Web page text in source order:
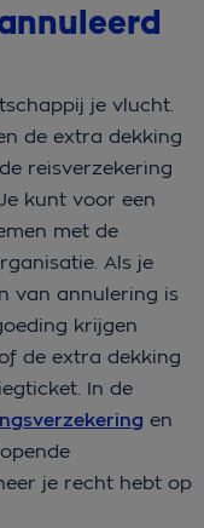
je vlucht.
de extra dekking
reisverzekering
kunt voor een
met de
Als je
van annulering is
krijgen
de extra dekking
In de
en
je recht hebt op